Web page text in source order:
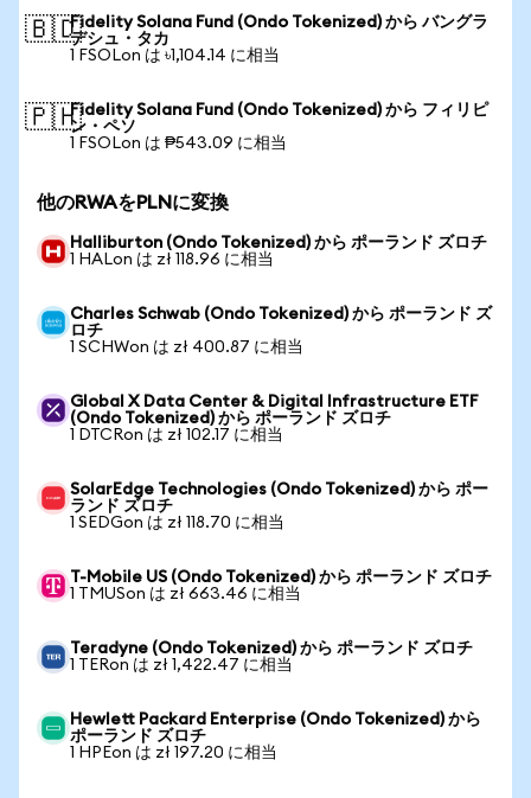
🇧🇩Fidelity Solana Fund (Ondo Tokenized) から バングラ
デシュ・タカ
1 FSOLon は ৳1,104.14 に相当
🇵🇭Fidelity Solana Fund (Ondo Tokenized) から フィリピ
ン・ペソ
1 FSOLon は ₱543.09 に相当
他のRWAをPLNに変換
Halliburton (Ondo Tokenized) から ポーランド ズロチ
1 HALon は zł 118.96 に相当
Charles Schwab (Ondo Tokenized) から ポーランド ズ
ロチ
1 SCHWon は zł 400.87 に相当
Global X Data Center & Digital Infrastructure ETF
(Ondo Tokenized) から ポーランド ズロチ
1 DTCRon は zł 102.17 に相当
SolarEdge Technologies (Ondo Tokenized) から ポー
ランド ズロチ
1 SEDGon は zł 118.70 に相当
T-Mobile US (Ondo Tokenized) から ポーランド ズロチ
1 TMUSon は zł 663.46 に相当
Teradyne (Ondo Tokenized) から ポーランド ズロチ
1 TERon は zł 1,422.47 に相当
Hewlett Packard Enterprise (Ondo Tokenized) から
ポーランド ズロチ
1 HPEon は zł 197.20 に相当